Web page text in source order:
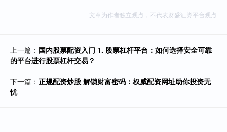
文章为作者独立观点，不代表财盛证券平台观点
上一篇： 国内股票配资入门 1. 股票杠杆平台：如何选择安全可靠
的平台进行股票杠杆交易？
下一篇： 正规配资炒股 解锁财富密码：权威配资网址助你投资无
忧